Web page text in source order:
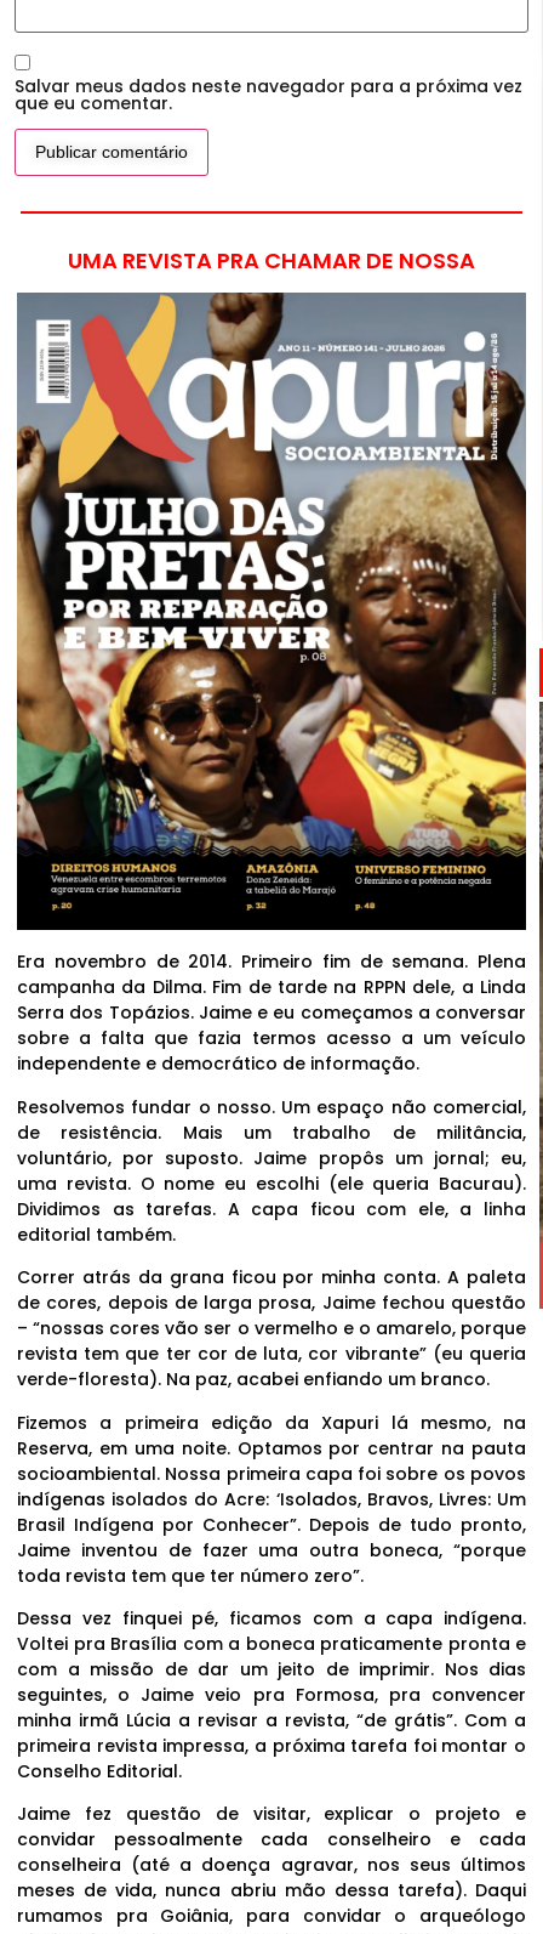
Salvar meus dados neste navegador para a próxima vez
que eu comentar.
UMA REVISTA PRA CHAMAR DE NOSSA
Era novembro de 2014. Primeiro fim de semana. Plena
campanha da Dilma. Fim de tarde na RPPN dele, a Linda
Serra dos Topázios. Jaime e eu começamos a conversar
sobre a falta que fazia termos acesso a um veículo
independente e democrático de informação.
Resolvemos fundar o nosso. Um espaço não comercial,
de resistência. Mais um trabalho de militância,
voluntário, por suposto. Jaime propôs um jornal; eu,
uma revista. O nome eu escolhi (ele queria Bacurau).
Dividimos as tarefas. A capa ficou com ele, a linha
editorial também.
Correr atrás da grana ficou por minha conta. A paleta
de cores, depois de larga prosa, Jaime fechou questão
– “nossas cores vão ser o vermelho e o amarelo, porque
revista tem que ter cor de luta, cor vibrante” (eu queria
verde-floresta). Na paz, acabei enfiando um branco.
Fizemos a primeira edição da Xapuri lá mesmo, na
Reserva, em uma noite. Optamos por centrar na pauta
socioambiental. Nossa primeira capa foi sobre os povos
indígenas isolados do Acre: ‘Isolados, Bravos, Livres: Um
Brasil Indígena por Conhecer”. Depois de tudo pronto,
Jaime inventou de fazer uma outra boneca, “porque
toda revista tem que ter número zero”.
Dessa vez finquei pé, ficamos com a capa indígena.
Voltei pra Brasília com a boneca praticamente pronta e
com a missão de dar um jeito de imprimir. Nos dias
seguintes, o Jaime veio pra Formosa, pra convencer
minha irmã Lúcia a revisar a revista, “de grátis”. Com a
primeira revista impressa, a próxima tarefa foi montar o
Conselho Editorial.
Jaime fez questão de visitar, explicar o projeto e
convidar pessoalmente cada conselheiro e cada
conselheira (até a doença agravar, nos seus últimos
meses de vida, nunca abriu mão dessa tarefa). Daqui
rumamos pra Goiânia, para convidar o arqueólogo